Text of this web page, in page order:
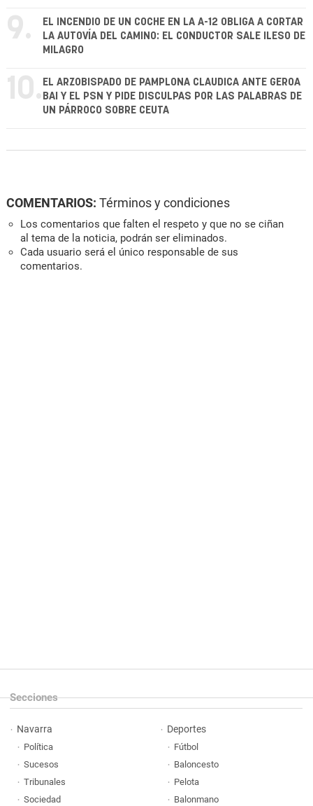
9.
EL INCENDIO DE UN COCHE EN LA A-12 OBLIGA A CORTAR
LA AUTOVÍA DEL CAMINO: EL CONDUCTOR SALE ILESO DE
MILAGRO
10. EL ARZOBISPADO DE PAMPLONA CLAUDICA ANTE GEROA
BAI Y EL PSN Y PIDE DISCULPAS POR LAS PALABRAS DE
UN PÁRROCO SOBRE CEUTA
COMENTARIOS: Términos y condiciones
Los comentarios que falten el respeto y que no se ciñan
al tema de la noticia, podrán ser eliminados.
Cada usuario será el único responsable de sus
comentarios.
Secciones
Navarra
Política
Sucesos
Tribunales
Sociedad
Deportes
Fútbol
Baloncesto
Pelota
Balonmano